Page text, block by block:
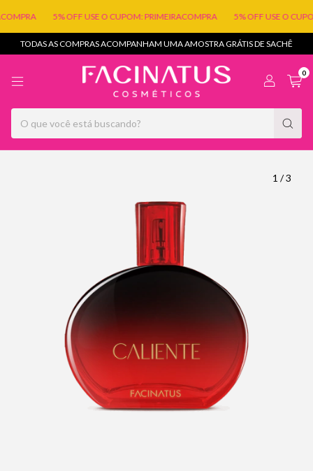
5% OFF USE O CUPOM: PRIMEIRACOMPRA 5% OFF USE O CUPOM:
TODAS AS COMPRAS ACOMPANHAM UMA AMOSTRA GRÁTIS DE SACHÊ
0
1 /3